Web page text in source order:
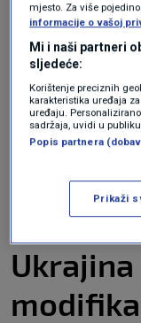
— Rob Lee
mjesto. Za više
informacije o vašoj
Mi i naši partneri
sljedeće:
Korištenje preciznih
karakteristika uređaja
uređaju.
sadržaja, uvidi u
Popis partnera
Prikaži